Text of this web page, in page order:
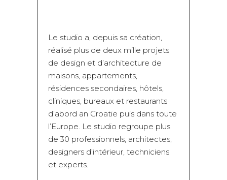
Le studio a, depuis sa création,
réalisé plus de deux mille projets
de design et d’architecture de
maisons, appartements,
résidences secondaires, hôtels,
cliniques, bureaux et restaurants
d’abord an Croatie puis dans toute
l’Europe. Le studio regroupe plus
de 30 professionnels, architectes,
designers d’intérieur, techniciens
et experts.